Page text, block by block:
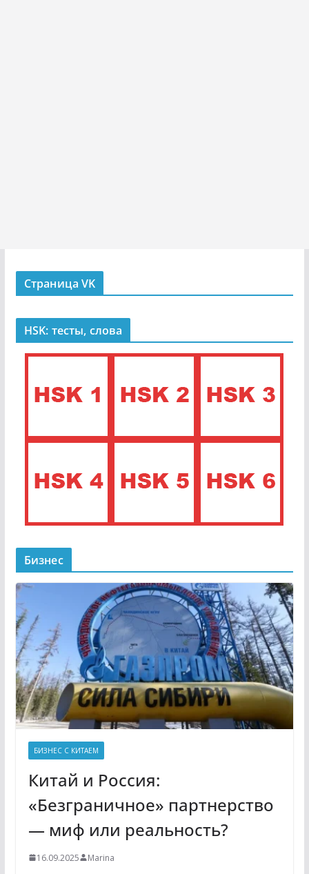
Страница VK
HSK: тесты, слова
Бизнес
БИЗНЕС С КИТАЕМ
Китай и Россия:
«Безграничное» партнерство
— миф или реальность?
16.09.2025 Marina